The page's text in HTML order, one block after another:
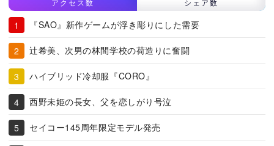
『SAO』新作ゲームが浮き彫りにした需要
辻希美、次男の林間学校の荷造りに奮闘
ハイブリッド冷却服『CORO』
西野未姫の長女、父を恋しがり号泣
セイコー145周年限定モデル発売